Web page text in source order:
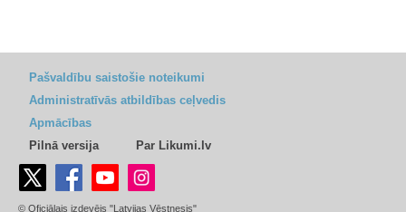
Pašvaldību saistošie noteikumi
Administratīvās atbildības ceļvedis
Apmācības
Pilnā versija
Par Likumi.lv
© Oficiālais izdevējs "Latvijas Vēstnesis"